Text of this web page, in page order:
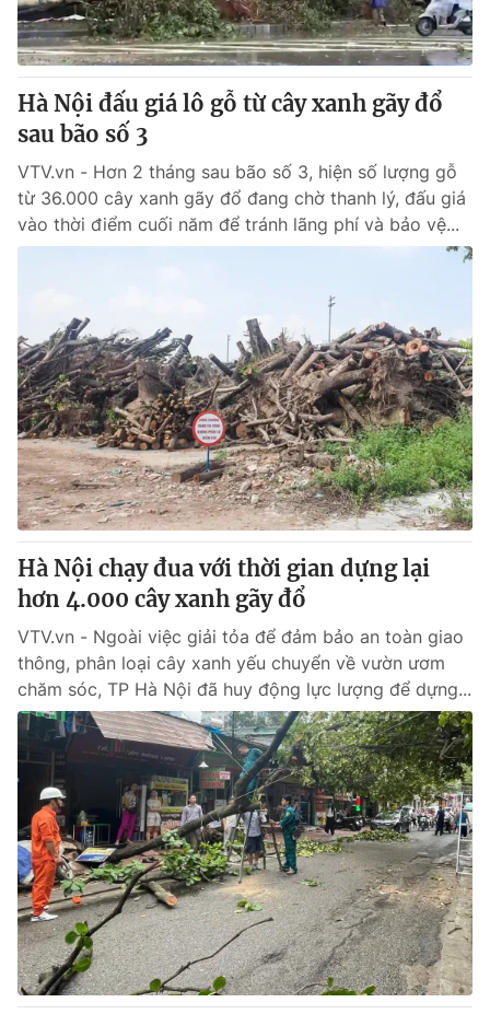
Cơ quan báo chí:Thời báo VTV
Giấy phép hoạt động báo in và báo điện tử số 483/GP-BTTTT
cấp ngày 29/12/2023
Tổng Biên tập:Vũ Thanh Thủy
Phó Tổng Biên tập:
Tổng đài VTV:
024.38 355 931 - 024.38 355 932
Ðiện thoại Thời báo VTV:024.66 897 897
Email:toasoan@vtv.vn
® Cấm sao chép dưới mọi hình thức nếu không có sự chấp
thuận bằng văn bản. Ghi rõ nguồn VTV.vn khi phát hành lại
thông tin từ website này.
Hà Nội đấu giá lô gỗ từ cây xanh gãy đổ
sau bão số 3
VTV.vn - Hơn 2 tháng sau bão số 3, hiện số lượng gỗ
từ 36.000 cây xanh gãy đổ đang chờ thanh lý, đấu giá
vào thời điểm cuối năm để tránh lãng phí và bảo vệ...
Hà Nội chạy đua với thời gian dựng lại
hơn 4.000 cây xanh gãy đổ
VTV.vn - Ngoài việc giải tỏa để đảm bảo an toàn giao
thông, phân loại cây xanh yếu chuyển về vườn ươm
chăm sóc, TP Hà Nội đã huy động lực lượng để dựng...